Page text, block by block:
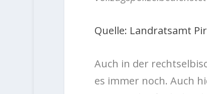
Quelle: Landratsamt
Auch in der
es immer noch. Auch